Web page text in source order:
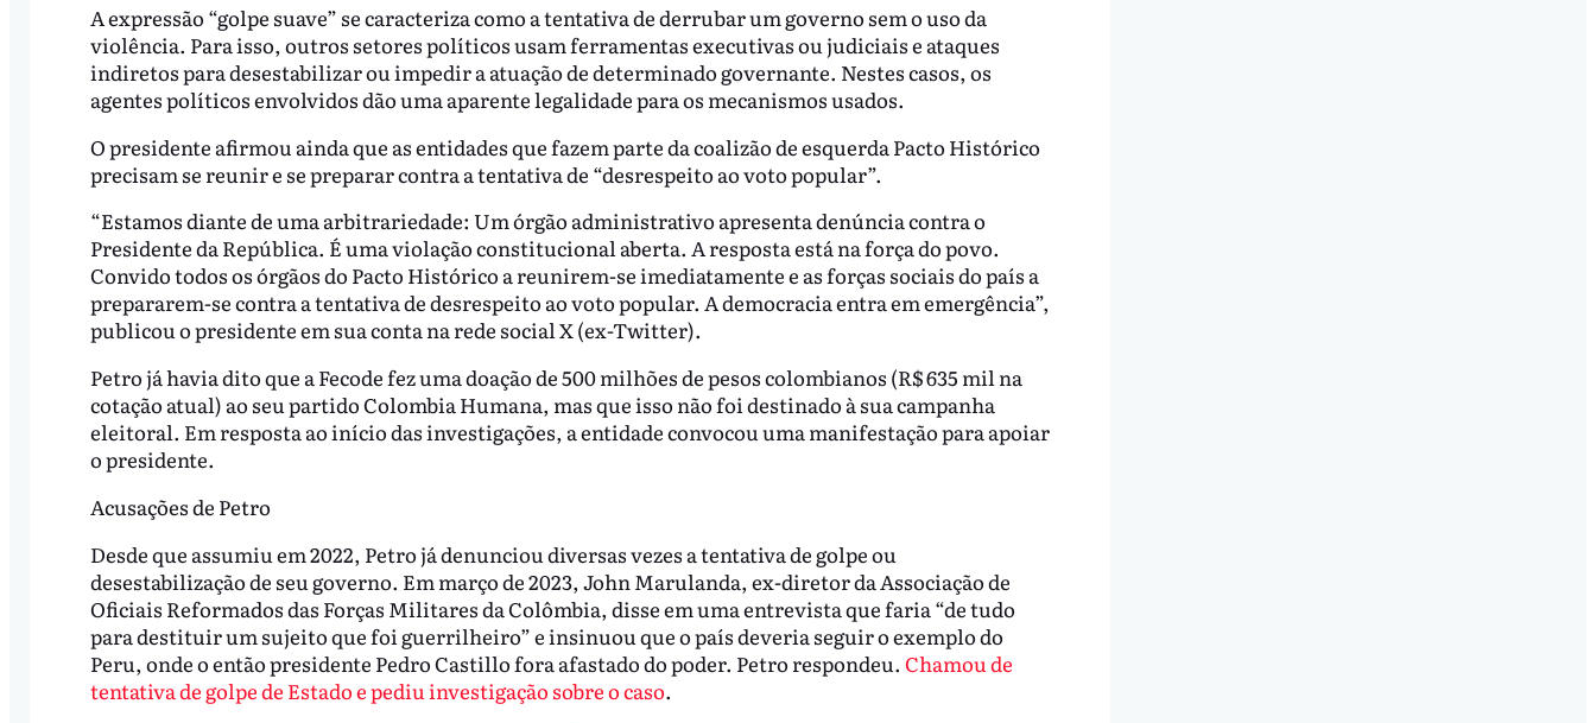
A expressão “golpe suave” se caracteriza como a tentativa de derrubar um governo sem o uso da
violência. Para isso, outros setores políticos usam ferramentas executivas ou judiciais e ataques
indiretos para desestabilizar ou impedir a atuação de determinado governante. Nestes casos, os
agentes políticos envolvidos dão uma aparente legalidade para os mecanismos usados.
O presidente afirmou ainda que as entidades que fazem parte da coalizão de esquerda Pacto Histórico
precisam se reunir e se preparar contra a tentativa de “desrespeito ao voto popular”.
“Estamos diante de uma arbitrariedade: Um órgão administrativo apresenta denúncia contra o
Presidente da República. É uma violação constitucional aberta. A resposta está na força do povo.
Convido todos os órgãos do Pacto Histórico a reunirem-se imediatamente e as forças sociais do país a
prepararem-se contra a tentativa de desrespeito ao voto popular. A democracia entra em emergência”,
publicou o presidente em sua conta na rede social X (ex-Twitter).
Petro já havia dito que a Fecode fez uma doação de 500 milhões de pesos colombianos (R$ 635 mil na
cotação atual) ao seu partido Colombia Humana, mas que isso não foi destinado à sua campanha
eleitoral. Em resposta ao início das investigações, a entidade convocou uma manifestação para apoiar
o presidente.
Acusações de Petro
Desde que assumiu em 2022, Petro já denunciou diversas vezes a tentativa de golpe ou
desestabilização de seu governo. Em março de 2023, John Marulanda, ex-diretor da Associação de
Oficiais Reformados das Forças Militares da Colômbia, disse em uma entrevista que faria “de tudo
para destituir um sujeito que foi guerrilheiro” e insinuou que o país deveria seguir o exemplo do
Peru, onde o então presidente Pedro Castillo fora afastado do poder. Petro respondeu. Chamou de
tentativa de golpe de Estado e pediu investigação sobre o caso.